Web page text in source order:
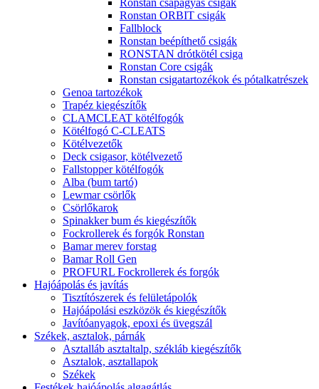
Ronstan ORBIT csigák
Fallblock
Ronstan beépíthető csigák
RONSTAN drótkötél csiga
Ronstan Core csigák
Ronstan csigatartozékok és pótalkatrészek
Genoa tartozékok
Trapéz kiegészítők
CLAMCLEAT kötélfogók
Kötélfogó C-CLEATS
Kötélvezetők
Deck csigasor, kötélvezető
Fallstopper kötélfogók
Alba (bum tartó)
Lewmar csörlők
Csörlőkarok
Spinakker bum és kiegészítők
Fockrollerek és forgók Ronstan
Bamar merev forstag
Bamar Roll Gen
PROFURL Fockrollerek és forgók
Hajóápolás és javítás
Tisztítószerek és felületápolók
Hajóápolási eszközök és kiegészítők
Javítóanyagok, epoxi és üvegszál
Székek, asztalok, párnák
Asztalláb asztaltalp, székláb kiegészítők
Asztalok, asztallapok
Székek